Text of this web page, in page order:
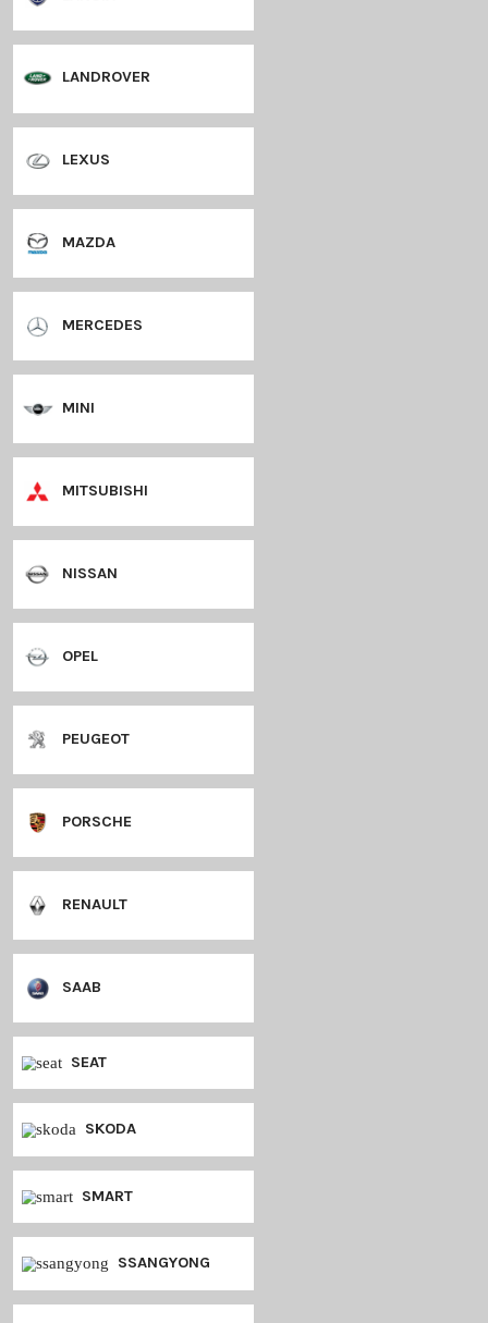
JAGUAR
JEEP
KIA
LANDROVER
MAZDA
MINI
MITSUBISHI
NISSAN
OPEL
PEUGEOT